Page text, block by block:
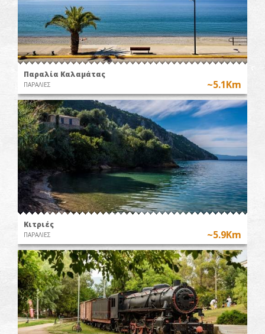
Παραλία Καλαμάτας
ΠΑΡΑΛΙΕΣ ~5.1Km
Κιτριές
ΠΑΡΑΛΙΕΣ ~5.9Km